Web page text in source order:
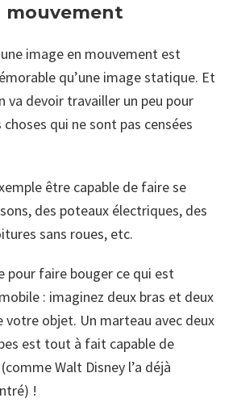
mouvement
image en mouvement est
qu’une image statique. Et
va devoir travailler un peu pour
qui ne sont pas censées
être capable de faire se
des poteaux électriques, des
sans roues, etc.
pour faire bouger ce qui est
: imaginez deux bras et deux
votre objet. Un marteau avec deux
est tout à fait capable de
Walt Disney l’a déjà
!